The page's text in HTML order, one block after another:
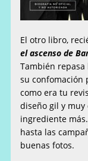
El otro libro,
el ascenso de
También
su confomación
como era tu
diseño gil y
ingrediente
hasta las
buenas fotos.